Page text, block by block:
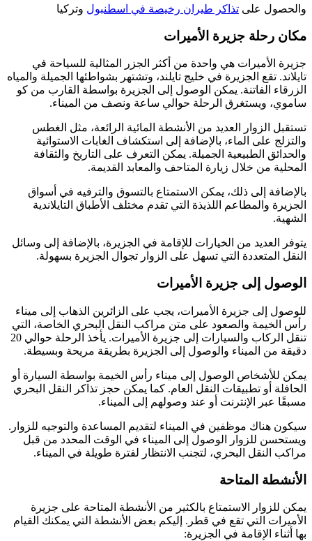
والحصول على تذاكر طيران رخيصة في اسطنبول وتركيا
مكان رحلة جزيرة الأميرات
جزيرة الأميرات هي واحدة من أكثر الجزر المثالية للسياحة في
تايلاند. تقع الجزيرة في خليج تايلند، وتشتهر بشواطئها الجميلة والمياه
الزرقاء الفاتنة. يمكن الوصول إلى الجزيرة بواسطة القارب من كو
ساموي، ويستغرق الرحلة حوالي ساعة ونصف من الميناء.
تستقبل الزوار العديد من الأنشطة المائية الرائعة، مثل الغطس
والتزلج على الماء، بالإضافة إلى استكشاف الغابات الاستوائية
والحدائق الطبيعية الجميلة. يمكن التعرف على التاريخ والثقافة
المحلية من خلال زيارة المتاحف والمعابد القديمة.
بالإضافة إلى ذلك، يمكن الاستمتاع بالتسوق والترفيه في أسواق
الجزيرة والمطاعم اللذيذة التي تقدم مختلف الأطباق التايلاندية
الشهية.
يتوفر العديد من الخيارات للإقامة في الجزيرة، بالإضافة إلى وسائل
النقل المتعددة التي تسهل على الزوار تجوال الجزيرة بسهولة.
الوصول إلى جزيرة الأميرات
للوصول إلى جزيرة الأميرات، يجب على الزائرين الذهاب إلى ميناء
رأس الخيمة والصعود على متن مراكب النقل البحري الخاصة، التي
تنقل الركاب والسيارات إلى جزيرة الأميرات. يأخذ الرحلة حوالي 20
دقيقة من الميناء والوصول إلى الجزيرة بطريقة مريحة وبسيطة.
يمكن للأشخاص الوصول إلى ميناء رأس الخيمة بواسطة السيارة أو
الحافلة أو تطبيقات النقل العام. كما يمكن حجز تذاكر النقل البحري
مسبقًا عبر الإنترنت أو عند وصولهم إلى الميناء.
سيكون هناك موظفين في الميناء لتقديم المساعدة والتوجيه للزوار.
ويستحسن للزوار الوصول إلى الميناء في الوقت المحدد من قبل
مراكب النقل البحري، لتجنب الانتظار لفترة طويلة في الميناء.
الأنشطة المتاحة
يمكن للزوار الاستمتاع بالكثير من الأنشطة المتاحة على جزيرة
الأميرات التي تقع في قطر. إليكم بعض الأنشطة التي يمكنك القيام
بها أثناء الإقامة في الجزيرة: